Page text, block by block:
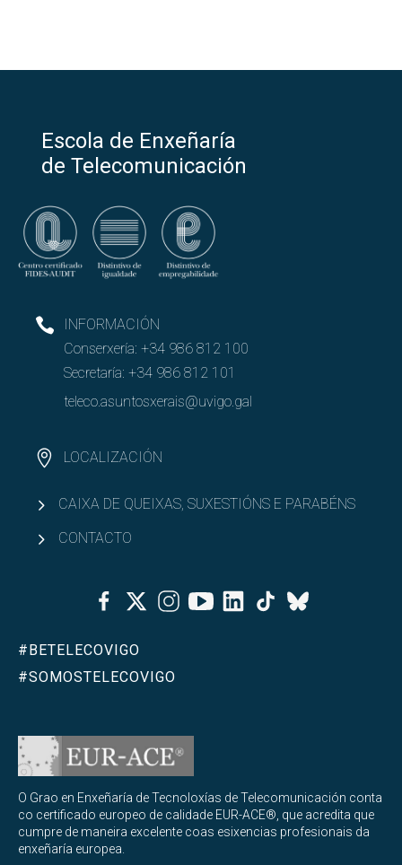
Escola de Enxeñaría
de Telecomunicación
INFORMACIÓN
Conserxería: +34 986 812 100
Secretaría: +34 986 812 101
teleco.asuntosxerais@uvigo.gal
LOCALIZACIÓN
CAIXA DE QUEIXAS, SUXESTIÓNS E PARABÉNS
CONTACTO
FacebookTwitterInstagramYoutubeLinkedinTiktok
Bluesky
#BETELECOVIGO
#SOMOSTELECOVIGO
O Grao en Enxeñaría de Tecnoloxías de Telecomunicación conta
co certificado europeo de calidade EUR-ACE®, que acredita que
cumpre de maneira excelente coas esixencias profesionais da
enxeñaría europea.